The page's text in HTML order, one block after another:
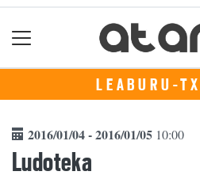
LEABURU-
2016/01/04 - 2016/01/05 10:00
Ludoteka